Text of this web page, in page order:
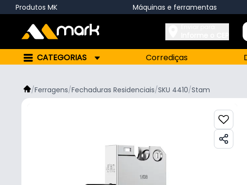
Produtos MK Máquinas e ferramentas
CATEGORIAS Corrediças
/Ferragens/Fechaduras Residenciais/SKU 4410/Stam